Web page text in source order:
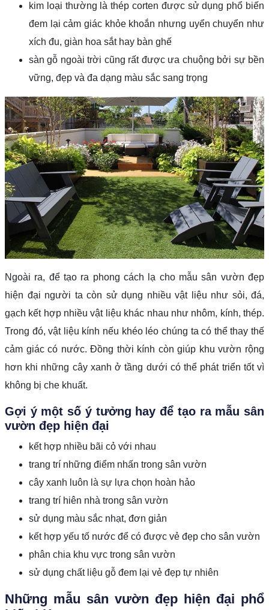
kim loại thường là thép corten được sử dụng phổ biến
đem lại cảm giác khỏe khoắn nhưng uyển chuyển như
xích đu, giàn hoa sắt hay bàn ghế
sàn gỗ ngoài trời cũng rất được ưa chuộng bởi sự bền
vững, đẹp và đa dạng màu sắc sang trọng
Ngoài ra, để tạo ra phong cách lạ cho mẫu sân vườn đẹp
hiện đại người ta còn sử dụng nhiều vật liệu như sỏi, đá,
gạch kết hợp nhiều vật liệu khác nhau như nhôm, kính, thép.
Trong đó, vật liệu kính nếu khéo léo chúng ta có thể thay thế
cảm giác có nước. Đồng thời kính còn giúp khu vườn rộng
hơn khi những cây xanh ở tầng dưới có thể phát triển tốt vì
không bị che khuất.
Gợi ý một số ý tưởng hay để tạo ra mẫu sân
vườn đẹp hiện đại
kết hợp nhiều bãi cỏ với nhau
trang trí những điểm nhấn trong sân vườn
cây xanh luôn là sự lựa chọn hoàn hảo
trang trí hiên nhà trong sân vườn
sử dụng màu sắc nhạt, đơn giản
kết hợp yếu tố nước để có được vẻ đẹp cho sân vườn
phân chia khu vực trong sân vườn
sử dụng chất liệu gỗ đem lại vẻ đẹp tự nhiên
Những mẫu sân vườn đẹp hiện đại phổ